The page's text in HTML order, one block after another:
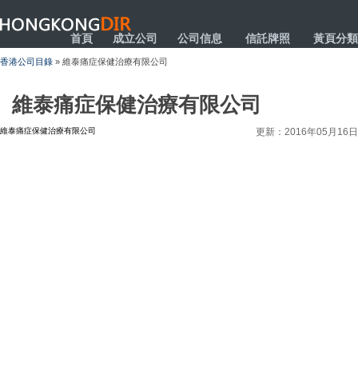
HONGKONGDIR
首頁 成立公司 公司信息 信託牌照 黃頁分類
香港公司目錄 » 維泰痛症保健治療有限公司
維泰痛症保健治療有限公司
維泰痛症保健治療有限公司 更新：2016年05月16日